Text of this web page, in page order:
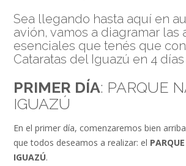
Sea llegando hasta aquí en
avión, vamos a diagramar las
esenciales que tenés que
Cataratas del Iguazú en 4
PRIMER DÍA: PARQUE
IGUAZÚ
En el primer día, comenzaremos bien
que todos deseamos a realizar: el
IGUAZÚ.